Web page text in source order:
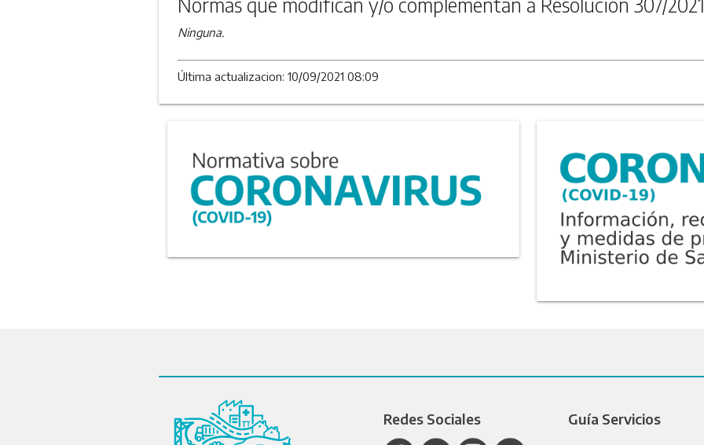
Normas que modifican y/o complementan a Resolución 307/2021
Ninguna.
Última actualizacion: 10/09/2021 08:09
Redes Sociales Guía Servicios